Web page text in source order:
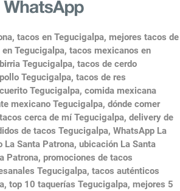
tacos en Tegucigalpa, mejores tacos de
Tegucigalpa, tacos mexicanos en
Tegucigalpa, tacos de cerdo
Tegucigalpa, tacos de res
Tegucigalpa, comida mexicana
mexicano Tegucigalpa, dónde comer
cerca de mí Tegucigalpa, delivery de
de tacos Tegucigalpa, WhatsApp La
La Santa Patrona, ubicación La Santa
Patrona, promociones de tacos
Tegucigalpa, tacos auténticos
top 10 taquerías Tegucigalpa, mejores 5